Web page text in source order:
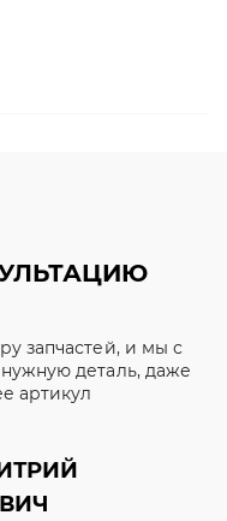
запчастей, и мы с
деталь, даже
артикул